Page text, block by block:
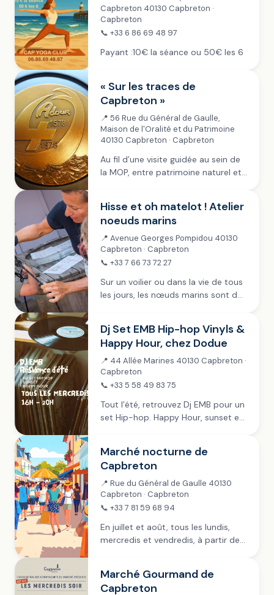
Capbreton 40130 Capbreton ·
Capbreton
📞 +33 6 86 69 48 97
Payant :10€ la séance ou 50€ les 6
« Sur les traces de
Capbreton »
📍 56 Rue du Général de Gaulle,
Maison de l'Oralité et du Patrimoine
40130 Capbreton · Capbreton
Au fil d’une visite guidée au sein de
la MOP, entre patrimoine naturel et
Tout public
Hisse et oh matelot ! Atelier
noeuds marins
📍 Avenue Georges Pompidou 40130
Capbreton · Capbreton
📞 +33 7 66 73 72 27
Sur un voilier ou dans la vie de tous
les jours, les nœuds marins sont de
d’un tour dans...
Dj Set EMB Hip-hop Vinyls &
Happy Hour, chez Dodue
📍 44 Allée Marines 40130 Capbreton ·
Capbreton
📞 +33 5 58 49 83 75
Tout l’été, retrouvez Dj EMB pour un
set Hip-hop. Happy Hour, sunset et
Marché nocturne de
Capbreton
📍 Rue du Général de Gaulle 40130
Capbreton · Capbreton
📞 +33 7 81 59 68 94
En juillet et août, tous les lundis,
mercredis et vendredis, à partir de
L’Union des commerçants...
Marché Gourmand de
Capbreton